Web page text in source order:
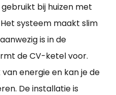
bij huizen met
systeem maakt slim
is in de
de CV-ketel voor.
energie en kan je de
De installatie is